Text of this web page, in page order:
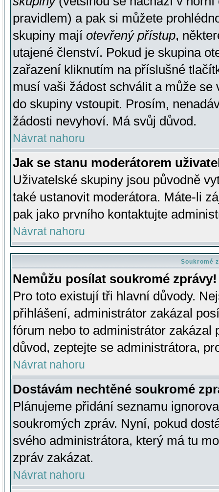
pravidlem) a pak si můžete
skupiny mají otevřený přístup,
utajené členství. Pokud je skupina
zařazení kliknutím na příslušné
musí vaši žádost schválit a může se
do skupiny vstoupit. Prosím,
žádosti nevyhoví. Má svůj důvod.
Návrat nahoru
Jak se stanu moderátorem
Uživatelské skupiny jsou původně
také ustanovit moderátora. Máte-li
pak jako prvního kontaktujte
Návrat nahoru
Soukromé
Nemůžu posílat soukromé zprávy!
Pro toto existují tři hlavní důvody.
přihlášení, administrátor zakázal
fórum nebo to administrátor zakázal
důvod, zeptejte se administrátora,
Návrat nahoru
Dostávám nechtěné soukromé
Plánujeme přidání seznamu
soukromých zpráv. Nyní, pokud
svého administrátora, který má tu
zpráv zakázat.
Návrat nahoru